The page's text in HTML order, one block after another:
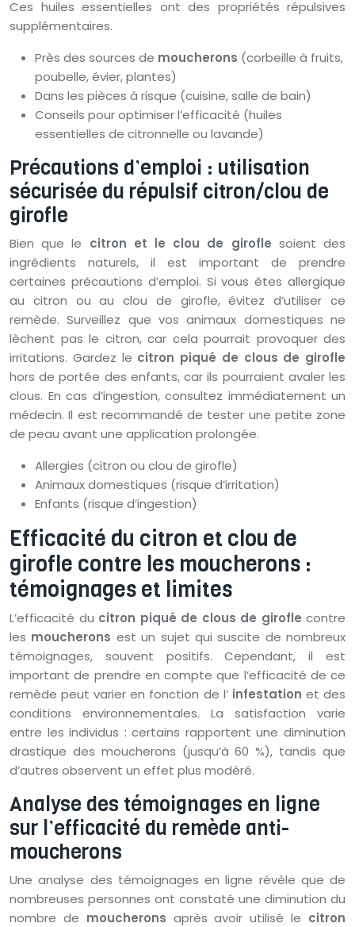
Ces huiles essentielles ont des propriétés répulsives
supplémentaires.
Près des sources de moucherons (corbeille à fruits,
poubelle, évier, plantes)
Dans les pièces à risque (cuisine, salle de bain)
Conseils pour optimiser l’efficacité (huiles
essentielles de citronnelle ou lavande)
Précautions d’emploi : utilisation
sécurisée du répulsif citron/clou de
girofle
Bien que le citron et le clou de girofle soient des
ingrédients naturels, il est important de prendre
certaines précautions d’emploi. Si vous êtes allergique
au citron ou au clou de girofle, évitez d’utiliser ce
remède. Surveillez que vos animaux domestiques ne
lèchent pas le citron, car cela pourrait provoquer des
irritations. Gardez le citron piqué de clous de girofle
hors de portée des enfants, car ils pourraient avaler les
clous. En cas d’ingestion, consultez immédiatement un
médecin. Il est recommandé de tester une petite zone
de peau avant une application prolongée.
Allergies (citron ou clou de girofle)
Animaux domestiques (risque d’irritation)
Enfants (risque d’ingestion)
Efficacité du citron et clou de
girofle contre les moucherons :
témoignages et limites
L’efficacité du citron piqué de clous de girofle contre
les moucherons est un sujet qui suscite de nombreux
témoignages, souvent positifs. Cependant, il est
important de prendre en compte que l’efficacité de ce
remède peut varier en fonction de l’ infestation et des
conditions environnementales. La satisfaction varie
entre les individus : certains rapportent une diminution
drastique des moucherons (jusqu’à 60 %), tandis que
d’autres observent un effet plus modéré.
Analyse des témoignages en ligne
sur l’efficacité du remède anti-
moucherons
Une analyse des témoignages en ligne révèle que de
nombreuses personnes ont constaté une diminution du
nombre de moucherons après avoir utilisé le citron